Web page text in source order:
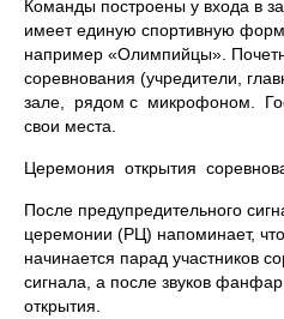
Команды построены у входа в
имеет единую спортивную
например «Олимпийцы».
соревнования (учредители,
зале, рядом с микрофоном.
свои места.
Церемония открытия
После предупредительного
церемонии (РЦ) напоминает,
начинается парад участников
сигнала, а после звуков
открытия.